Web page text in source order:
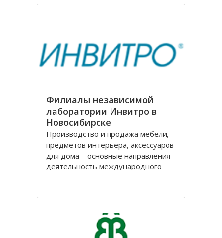
августе 1920 года, тогда
Филиалы независимой
лаборатории Инвитро в
Новосибирске
Производство и продажа мебели,
предметов интерьера, аксессуаров
для дома – основные направления
деятельность международного
мебель присутствует уже десять
долгосрочные отношения с
большим количеством